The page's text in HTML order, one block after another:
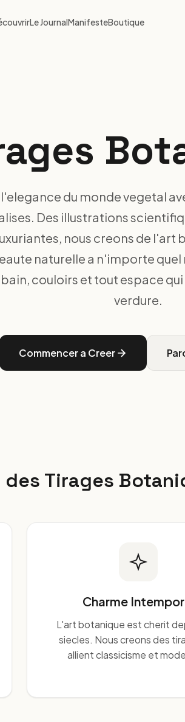
Le JournalManifesteBoutique
du monde vegetal
Des illustrations
nous creons de l'art
naturelle a n'importe quel
couloirs et tout espace
verdure.
Commencer a Creer
des Tirages
Charme
L'art botanique est cherit
siecles. Nous creons des
allient classicisme et